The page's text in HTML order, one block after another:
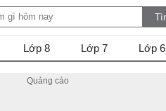
Lớp 8 Lớp 7 Lớp 6